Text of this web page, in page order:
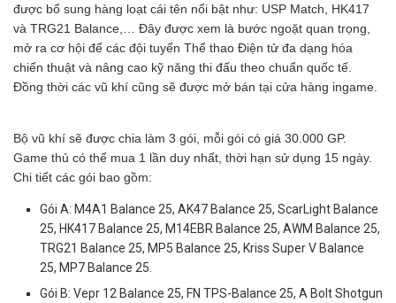
được bổ sung hàng loạt cái tên nổi bật như: USP Match, HK417
và TRG21 Balance,… Đây được xem là bước ngoặt quan trọng,
mở ra cơ hội để các đội tuyển Thể thao Điện tử đa dạng hóa
chiến thuật và nâng cao kỹ năng thi đấu theo chuẩn quốc tế.
Đồng thời các vũ khí cũng sẽ được mở bán tại cửa hàng ingame.
Bộ vũ khí sẽ được chia làm 3 gói, mỗi gói có giá 30.000 GP.
Game thủ có thể mua 1 lần duy nhất, thời hạn sử dụng 15 ngày.
Chi tiết các gói bao gồm:
Gói A: M4A1 Balance 25, AK47 Balance 25, ScarLight Balance
25, HK417 Balance 25, M14EBR Balance 25, AWM Balance 25,
TRG21 Balance 25, MP5 Balance 25, Kriss Super V Balance
25, MP7 Balance 25.
Gói B: Vepr 12 Balance 25, FN TPS-Balance 25, A Bolt Shotgun